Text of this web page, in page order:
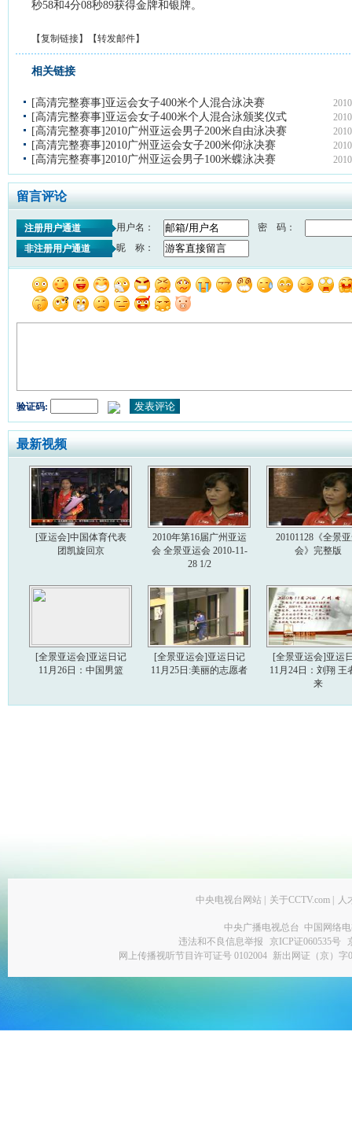
秒58和4分08秒89获得金牌和银牌。
【复制链接】【转发邮件】
相关链接
[高清完整赛事]亚运会女子400米个人混合泳决赛
[高清完整赛事]亚运会女子400米个人混合泳颁奖仪式
[高清完整赛事]2010广州亚运会男子200米自由泳决赛
[高清完整赛事]2010广州亚运会女子200米仰泳决赛
[高清完整赛事]2010广州亚运会男子100米蝶泳决赛
留言评论
注册用户通道 用户名：
密 码：
非注册用户通道
昵 称：
验证码:
最新视频
[亚运会]中国体育代表
团凯旋回京
2010年第16届广州亚运
会 全景亚运会 2010-11-
28 1/2
20101128《全景
会》完整版
[全景亚运会]亚运日记
11月26日：中国男篮
[全景亚运会]亚运日记
11月25日:美丽的志愿者
[全景亚运会]亚运
11月24日：刘翔 王
来
中央电视台网站 关于CCTV.com 人
中央广播电视总台 中国网络
违法和不良信息举报
京ICP证060535号
网上传播视听节目许可证号 0102004 新出网证（京）